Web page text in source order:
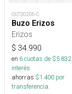
OUT30206-C
Buzo Erizos
Erizos
$ 34.990
en 6cuotas de $5.832
interés
ahorras $1.400 por
transferencia.